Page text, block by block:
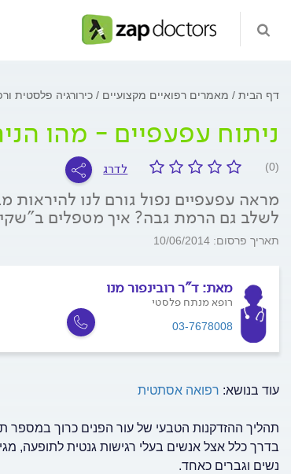
דף הבית מאמרים רפואיים מקצועיים כירורגיה פלסטית
ניתוח עפעפיים - מהו
(0) לדרג
מראה עפעפיים נפול גורם לנו להיראות
לשלב גם הרמת גבה? איך מטפלים
תאריך פרסום: 10/06/2014
מאת: ד"ר רובינפור מנו
רופא מנתח פלסטי
03-7678008
עוד בנושא: רפואה אסתטית
תהליך ההזדקנות הטבעי של עור הפנים כרוך
נשים וגברים כאחד.